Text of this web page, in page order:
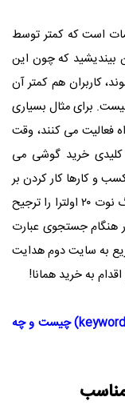
است که کمتر توسط
بیندیشید که چون این
کاربران هم کمتر آن
برای مثال بسیاری
فعالیت می کنند، وقت
کلیدی خرید گوشی می
و کارها کار کردن بر
روی کلمه کلیدی ای مانند خرید گوشی سامسونگ نوت ۲۰ اولترا را ترجیح
هنگام جستجوی عبارت
اولترا" خیلی سریع به سایت دوم هدایت
به خرید همانا!
نقشه کلمات کلیدی (keyword mapping) چیست و چه